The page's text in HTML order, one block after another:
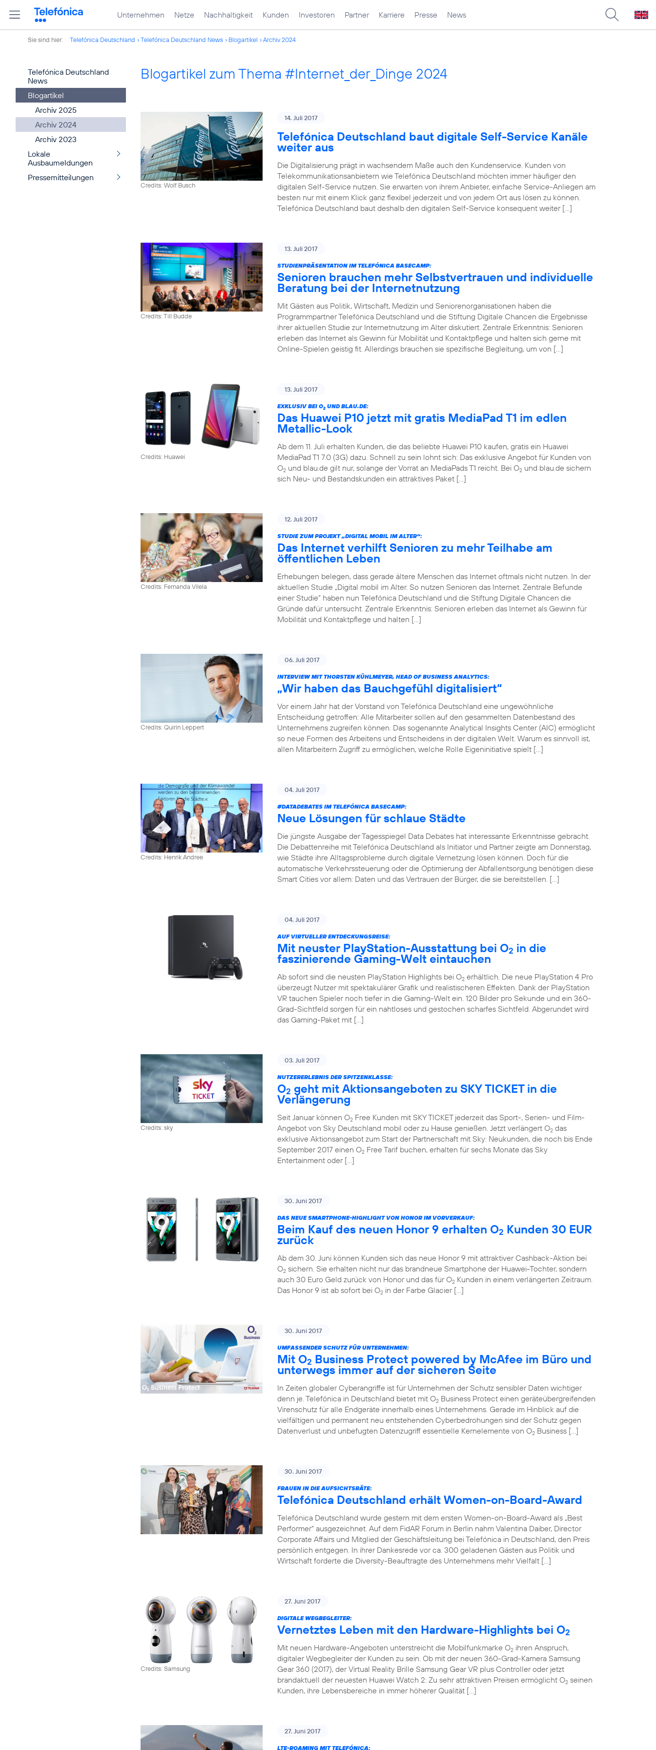
Unternehmen Netze Nachhaltigkeit Kunden Investoren Partner Karriere Presse News
Sie sind hier: Telefónica Deutschland Telefónica Deutschland News Blogartikel Archiv 2024
Telefónica Deutschland
News
Blogartikel
Archiv 2025
Archiv 2024
Archiv 2023
Lokale
Ausbaumeldungen
Pressemitteilungen
Blogartikel zum Thema #Internet_der_Dinge 2024
Credits: Wolf Busch
14. Juli 2017
Telefónica Deutschland baut digitale Self-Service Kanäle
weiter aus
Die Digitalisierung prägt in wachsendem Maße auch den Kundenservice. Kunden von
Telekommunikationsanbietern wie Telefónica Deutschland möchten immer häufiger den
digitalen Self-Service nutzen. Sie erwarten von ihrem Anbieter, einfache Service-Anliegen am
besten nur mit einem Klick ganz flexibel jederzeit und von jedem Ort aus lösen zu können.
Telefónica Deutschland baut deshalb den digitalen Self-Service konsequent weiter […]
Credits: Till Budde
13. Juli 2017
STUDIENPRÄSENTATION IM TELEFÓNICA BASECAMP:
Senioren brauchen mehr Selbstvertrauen und individuelle
Beratung bei der Internetnutzung
Mit Gästen aus Politik, Wirtschaft, Medizin und Seniorenorganisationen haben die
Programmpartner Telefónica Deutschland und die Stiftung Digitale Chancen die Ergebnisse
ihrer aktuellen Studie zur Internetnutzung im Alter diskutiert. Zentrale Erkenntnis: Senioren
erleben das Internet als Gewinn für Mobilität und Kontaktpflege und halten sich gerne mit
Online-Spielen geistig fit. Allerdings brauchen sie spezifische Begleitung, um von […]
Credits: Huawei
13. Juli 2017
EXKLUSIV BEI O2 UND BLAU.DE:
Das Huawei P10 jetzt mit gratis MediaPad T1 im edlen
Metallic-Look
Ab dem 11. Juli erhalten Kunden, die das beliebte Huawei P10 kaufen, gratis ein Huawei
MediaPad T1 7.0 (3G) dazu. Schnell zu sein lohnt sich: Das exklusive Angebot für Kunden von
O2 und blau.de gilt nur, solange der Vorrat an MediaPads T1 reicht. Bei O2 und blau.de sichern
sich Neu- und Bestandskunden ein attraktives Paket […]
Credits: Fernanda Vilela
12. Juli 2017
STUDIE ZUM PROJEKT „DIGITAL MOBIL IM ALTER“:
Das Internet verhilft Senioren zu mehr Teilhabe am
öffentlichen Leben
Erhebungen belegen, dass gerade ältere Menschen das Internet oftmals nicht nutzen. In der
aktuellen Studie „Digital mobil im Alter. So nutzen Senioren das Internet. Zentrale Befunde
einer Studie“ haben nun Telefónica Deutschland und die Stiftung Digitale Chancen die
Gründe dafür untersucht. Zentrale Erkenntnis: Senioren erleben das Internet als Gewinn für
Mobilität und Kontaktpflege und halten […]
Credits: Quirin Leppert
06. Juli 2017
INTERVIEW MIT THORSTEN KÜHLMEYER, HEAD OF BUSINESS ANALYTICS:
„Wir haben das Bauchgefühl digitalisiert“
Vor einem Jahr hat der Vorstand von Telefónica Deutschland eine ungewöhnliche
Entscheidung getroffen: Alle Mitarbeiter sollen auf den gesammelten Datenbestand des
Unternehmens zugreifen können. Das sogenannte Analytical Insights Center (AIC) ermöglicht
so neue Formen des Arbeitens und Entscheidens in der digitalen Welt. Warum es sinnvoll ist,
allen Mitarbeitern Zugriff zu ermöglichen, welche Rolle Eigeninitiative spielt […]
Credits: Henrik Andree
04. Juli 2017
#DATADEBATES IM TELEFÓNICA BASECAMP:
Neue Lösungen für schlaue Städte
Die jüngste Ausgabe der Tagesspiegel Data Debates hat interessante Erkenntnisse gebracht.
Die Debattenreihe mit Telefónica Deutschland als Initiator und Partner zeigte am Donnerstag,
wie Städte ihre Alltagsprobleme durch digitale Vernetzung lösen können. Doch für die
automatische Verkehrssteuerung oder die Optimierung der Abfallentsorgung benötigen diese
Smart Cities vor allem: Daten und das Vertrauen der Bürger, die sie bereitstellen. […]
04. Juli 2017
AUF VIRTUELLER ENTDECKUNGSREISE:
Mit neuster PlayStation-Ausstattung bei O2 in die
faszinierende Gaming-Welt eintauchen
Ab sofort sind die neusten PlayStation Highlights bei O2 erhältlich. Die neue PlayStation 4 Pro
überzeugt Nutzer mit spektakulärer Grafik und realistischeren Effekten. Dank der PlayStation
VR tauchen Spieler noch tiefer in die Gaming-Welt ein. 120 Bilder pro Sekunde und ein 360-
Grad-Sichtfeld sorgen für ein nahtloses und gestochen scharfes Sichtfeld. Abgerundet wird
das Gaming-Paket mit […]
Credits: sky
03. Juli 2017
NUTZERERLEBNIS DER SPITZENKLASSE:
O2 geht mit Aktionsangeboten zu SKY TICKET in die
Verlängerung
Seit Januar können O2 Free Kunden mit SKY TICKET jederzeit das Sport-, Serien- und Film-
Angebot von Sky Deutschland mobil oder zu Hause genießen. Jetzt verlängert O2 das
exklusive Aktionsangebot zum Start der Partnerschaft mit Sky: Neukunden, die noch bis Ende
September 2017 einen O2 Free Tarif buchen, erhalten für sechs Monate das Sky
Entertainment oder […]
30. Juni 2017
DAS NEUE SMARTPHONE-HIGHLIGHT VON HONOR IM VORVERKAUF:
Beim Kauf des neuen Honor 9 erhalten O2 Kunden 30 EUR
zurück
Ab dem 30. Juni können Kunden sich das neue Honor 9 mit attraktiver Cashback-Aktion bei
O2 sichern. Sie erhalten nicht nur das brandneue Smartphone der Huawei-Tochter, sondern
auch 30 Euro Geld zurück von Honor und das für O2 Kunden in einem verlängerten Zeitraum.
Das Honor 9 ist ab sofort bei O2 in der Farbe Glacier […]
30. Juni 2017
UMFASSENDER SCHUTZ FÜR UNTERNEHMEN:
Mit O2 Business Protect powered by McAfee im Büro und
unterwegs immer auf der sicheren Seite
In Zeiten globaler Cyberangriffe ist für Unternehmen der Schutz sensibler Daten wichtiger
denn je. Telefónica in Deutschland bietet mit O2 Business Protect einen geräteübergreifenden
Virenschutz für alle Endgeräte innerhalb eines Unternehmens. Gerade im Hinblick auf die
vielfältigen und permanent neu entstehenden Cyberbedrohungen sind der Schutz gegen
Datenverlust und unbefugten Datenzugriff essentielle Kernelemente von O2 Business […]
30. Juni 2017
FRAUEN IN DIE AUFSICHTSRÄTE:
Telefónica Deutschland erhält Women-on-Board-Award
Telefónica Deutschland wurde gestern mit dem ersten Women-on-Board-Award als „Best
Performer“ ausgezeichnet. Auf dem FidAR Forum in Berlin nahm Valentina Daiber, Director
Corporate Affairs und Mitglied der Geschäftsleitung bei Telefónica in Deutschland, den Preis
persönlich entgegen. In ihrer Dankesrede vor ca. 300 geladenen Gästen aus Politik und
Wirtschaft forderte die Diversity-Beauftragte des Unternehmens mehr Vielfalt […]
Credits: Samsung
27. Juni 2017
DIGITALE WEGBEGLEITER:
Vernetztes Leben mit den Hardware-Highlights bei O2
Mit neuen Hardware-Angeboten unterstreicht die Mobilfunkmarke O2 ihren Anspruch,
digitaler Wegbegleiter der Kunden zu sein. Ob mit der neuen 360-Grad-Kamera Samsung
Gear 360 (2017), der Virtual Reality Brille Samsung Gear VR plus Controller oder jetzt
brandaktuell der neuesten Huawei Watch 2: Zu sehr attraktiven Preisen ermöglicht O2 seinen
Kunden, ihre Lebensbereiche in immer höherer Qualität […]
27. Juni 2017
LTE-ROAMING MIT TELEFÓNICA: